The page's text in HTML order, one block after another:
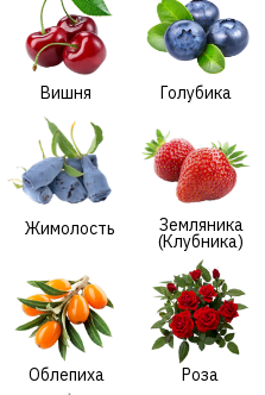
Земляника
(Клубника)
Роза
Яблоня